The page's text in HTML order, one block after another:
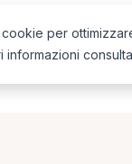
giusto, vicino a te.
per
informazioni